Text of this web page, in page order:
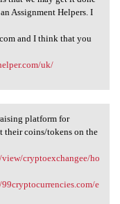
Assignment Helpers. I
and I think that you
uk/
platform for
their coins/tokens on the
cryptoexchangee/ho
e